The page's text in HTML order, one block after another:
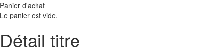
Panier d'achat
Le panier est vide.
Détail titre